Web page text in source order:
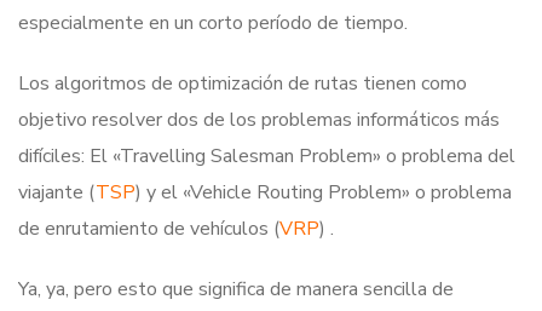
especialmente en un corto período de tiempo.
Los algoritmos de optimización de rutas tienen como
objetivo resolver dos de los problemas informáticos más
difíciles: El «Travelling Salesman Problem» o problema del
viajante (TSP) y el «Vehicle Routing Problem» o problema
de enrutamiento de vehículos (VRP) .
Ya, ya, pero esto que significa de manera sencilla de